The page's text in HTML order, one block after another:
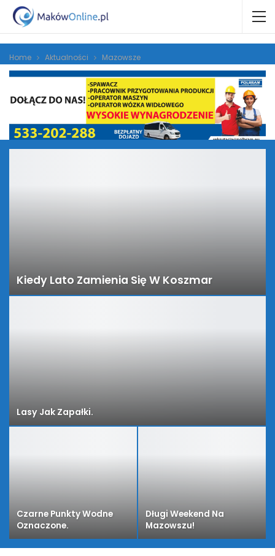
Home Aktualności Mazowsze
Kiedy Lato Zamienia Się W Koszmar
Lasy Jak Zapałki.
Czarne Punkty Wodne
Oznaczone.
Długi Weekend Na
Mazowszu!